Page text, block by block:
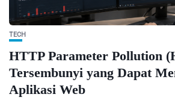
TECH
HTTP Parameter Pollution
Tersembunyi yang Dapat
Aplikasi Web